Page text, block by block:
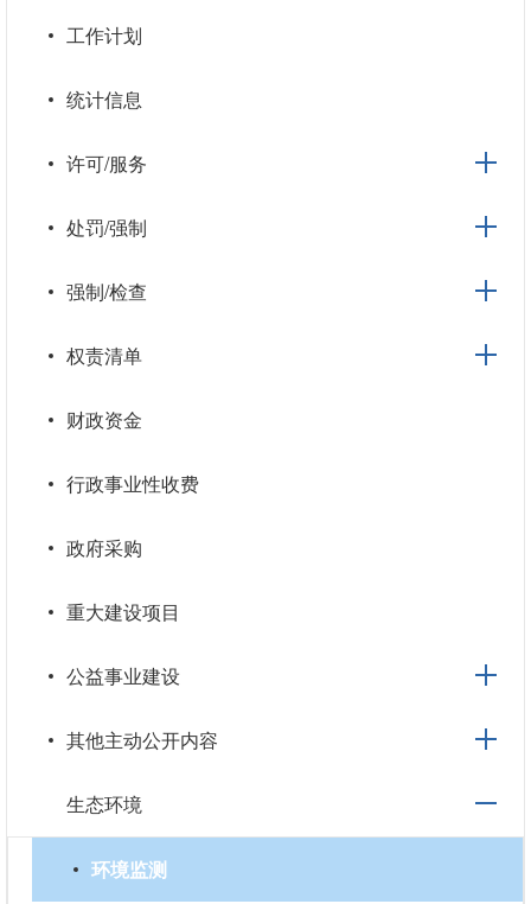
工作计划
统计信息
许可/服务
处罚/强制
强制/检查
权责清单
财政资金
行政事业性收费
政府采购
重大建设项目
公益事业建设
其他主动公开内容
生态环境
环境监测